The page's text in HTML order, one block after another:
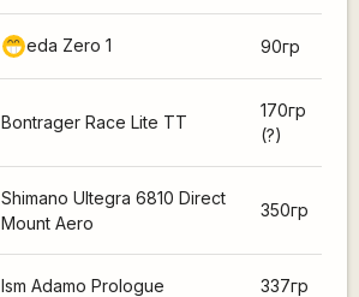
;D eda Zero 1 90гр
Bontrager Race Lite TT
170гр
(?)
Shimano Ultegra 6810 Direct
Mount Aero
350гр
Ism Adamo Prologue 337гр